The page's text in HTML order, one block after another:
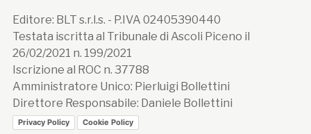
Editore: BLT s.r.l.s. - P.IVA 02405390440
Testata iscritta al Tribunale di Ascoli Piceno il
26/02/2021 n. 199/2021
Iscrizione al ROC n. 37788
Amministratore Unico: Pierluigi Bollettini
Direttore Responsabile: Daniele Bollettini
Privacy Policy Cookie Policy